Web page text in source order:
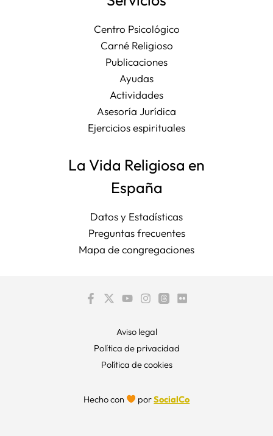
Centro Psicológico
Carné Religioso
Publicaciones
Ayudas
Actividades
Asesoría Jurídica
Ejercicios espirituales
La Vida Religiosa en
España
Datos y Estadísticas
Preguntas frecuentes
Mapa de congregaciones
Aviso legal
Política de privacidad
Política de cookies
Hecho con porSocialCo